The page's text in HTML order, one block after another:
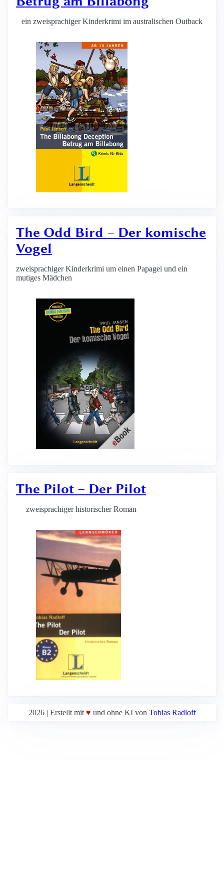
ein zweisprachiger Kinderkrimi im australischen Outback
The Odd Bird – Der komische
Vogel
zweisprachiger Kinderkrimi um einen Papagei und ein
mutiges Mädchen
The Pilot – Der Pilot
zweisprachiger historischer Roman
2026 | Erstellt mit ♥ und ohne KI von Tobias Radloff